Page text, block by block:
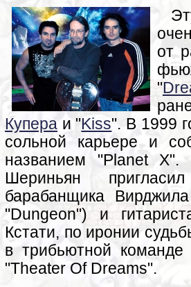
от
"
Купера и "Kiss". В 1999
сольной карьере и
названием "Planet X".
Шериньян
барабанщика
"Dungeon") и
Кстати, по иронии
в трибьютной команде
"Theater Of Dreams".